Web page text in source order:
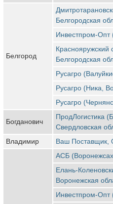
Белгород
Белгородская
Инвестпром-Опт
Краснояружский
Белгородская
Русагро
Русагро (Ника,
Русагро
Богданович
ПродЛогистика
Свердловская
Владимир Ваш
АСБ
Елань-
Воронежская
Инвестпром-Опт